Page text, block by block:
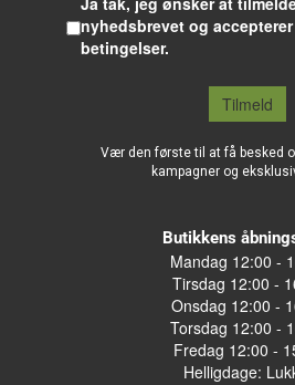
nyhedsbrevet og
betingelser.
Tilmeld
Vær den første til at få besked
kampagner og
Butikkens
Mandag 12:00 -
Tirsdag 12:00 -
Onsdag 12:00 -
Torsdag 12:00 -
Fredag 12:00 -
Helligdage: